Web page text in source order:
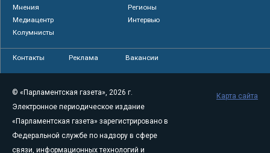
Мнения
Регионы
Медиацентр
Интервью
Колумнисты
Контакты Реклама Вакансии
© «Парламентская газета», 2026 г.
Электронное периодическое издание
«Парламентская газета» зарегистрировано в
Федеральной службе по надзору в сфере
связи, информационных технологий и
Карта сайта